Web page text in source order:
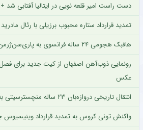
دست راست امیر قلعه نویی در ایتالیا آفتابی
تمدید قرارداد ستاره محبوب برزیلی با رئال
هافبک هجومی ۲۴ ساله فرانسوی به پاری‌سن‌ژرمن پیوست + عکس
رونمایی ذوب‌آهن اصفهان از کیت جدید برای
عکس
انتقال تاریخی دروازه‌بان ۲۳ ساله منچسترسیتی به لیدز یونایتد + عکس
واکنش تونی کروس به تمدید قرارداد